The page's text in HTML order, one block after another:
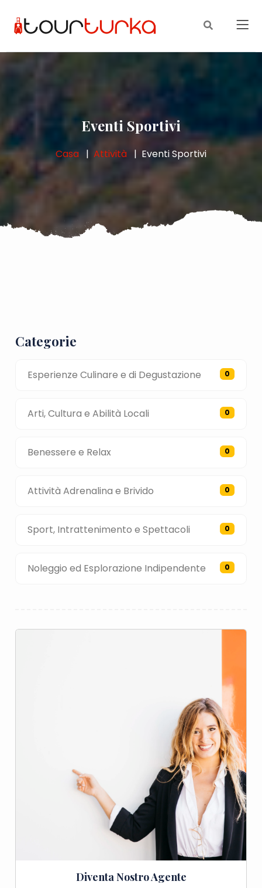
Eventi Sportivi
Casa Attività Eventi Sportivi
Categorie
Esperienze Culinare e di Degustazione 0
Arti, Cultura e Abilità Locali 0
Benessere e Relax 0
Attività Adrenalina e Brivido 0
Sport, Intrattenimento e Spettacoli 0
Noleggio ed Esplorazione Indipendente 0
Diventa Nostro Agente